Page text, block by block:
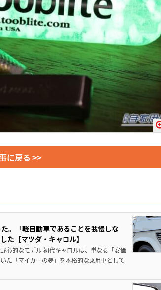
に戻る >>
。「軽自動車であることを我慢しな
た【マツダ・キャロル】
心的なモデル 初代キャロルは、単なる「安価
た「マイカーの夢」を本格的な乗用車として